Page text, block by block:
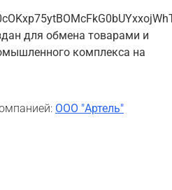
для обмена товарами и
комплекса на
ООО "Артель"